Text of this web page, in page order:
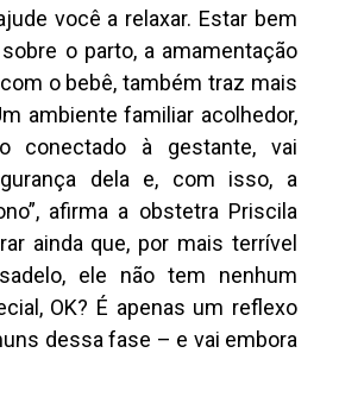
você a relaxar. Estar bem
o parto, a amamentação
o bebê, também traz mais
ambiente familiar acolhedor,
conectado à gestante, vai
dela e, com isso, a
afirma a obstetra Priscila
ainda que, por mais terrível
ele não tem nenhum
OK? É apenas um reflexo
dessa fase – e vai embora